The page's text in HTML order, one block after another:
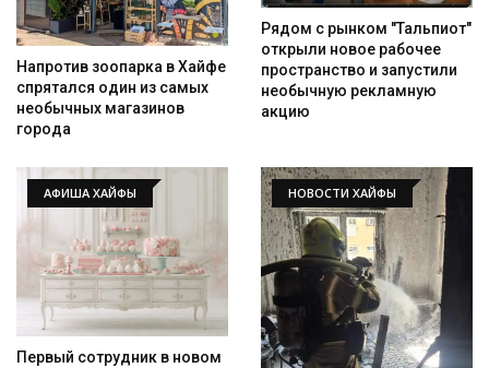
Напротив зоопарка в Хайфе
спрятался один из самых
необычных магазинов
города
Рядом с рынком "Тальпиот"
открыли новое рабочее
пространство и запустили
необычную рекламную
акцию
АФИША ХАЙФЫ
Первый сотрудник в новом
НОВОСТИ ХАЙФЫ